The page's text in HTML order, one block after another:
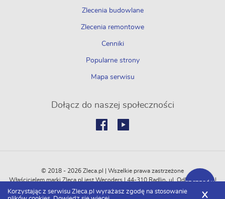
SZCZEGÓŁY
Zlecenia budowlane
Zlecenia remontowe
Cenniki
Popularne strony
Mapa serwisu
Dołącz do naszej społeczności
© 2018 - 2026 Zleca.pl | Wszelkie prawa zastrzeżone
Właścicielem marki Zleca.pl jest Wecoders | 44-310 Radlin, ul. Odległa 114C |
REGON: 364774751 | NIP: 6472500747
Korzystając z serwisu Zleca.pl wyrażasz zgodę na stosowanie
X